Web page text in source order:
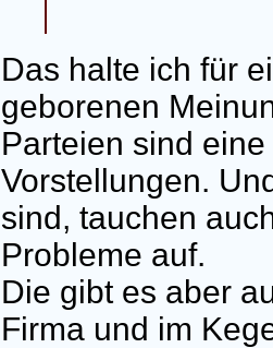
Das halte ich für
geborenen
Parteien sind
Vorstellungen.
sind, tauchen
Probleme auf.
Die gibt es aber
Firma und im